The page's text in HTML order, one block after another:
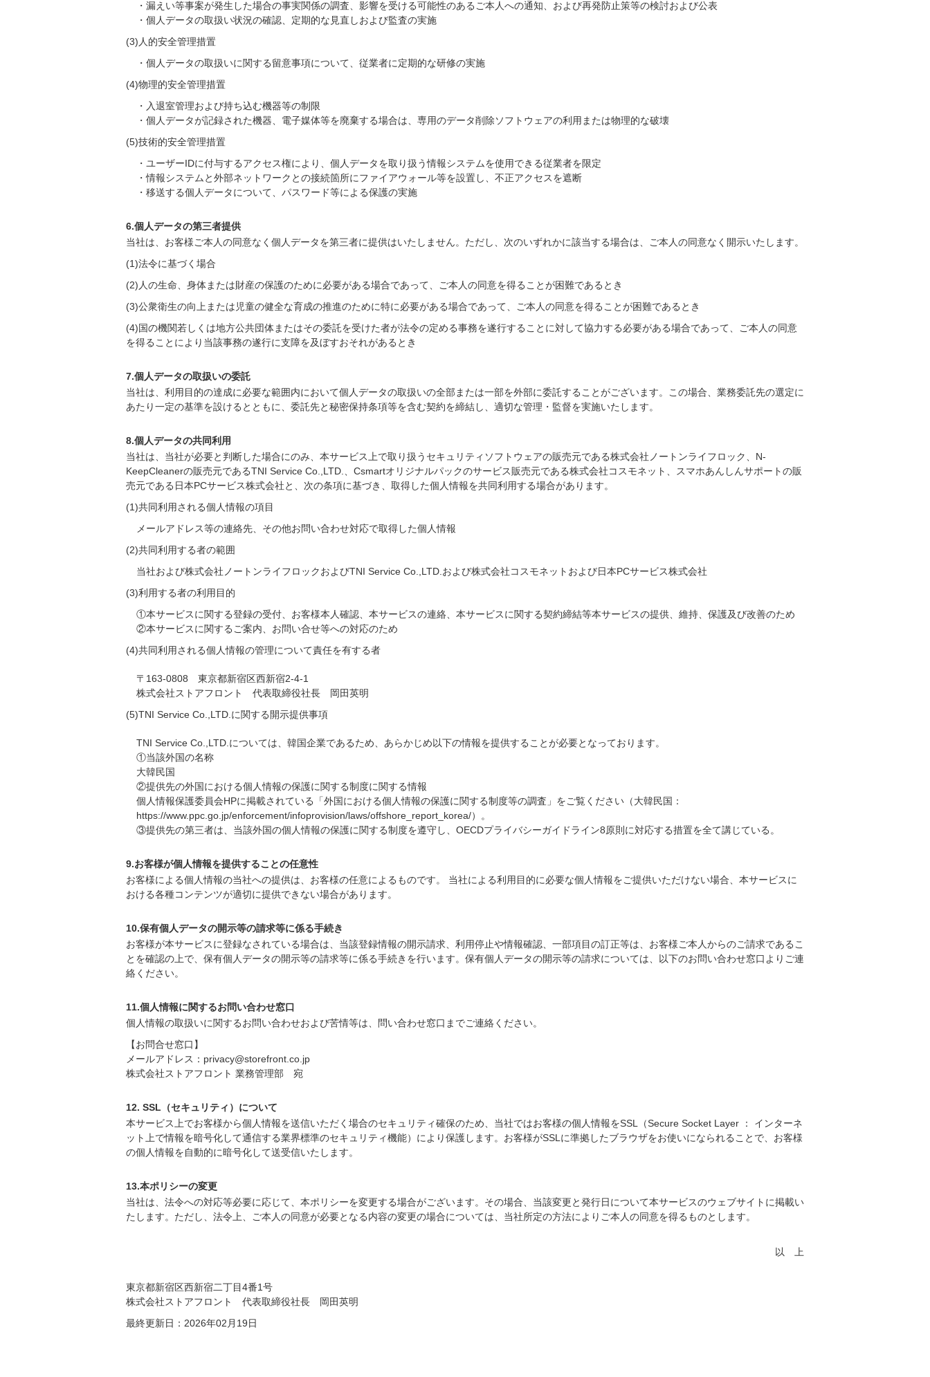
・漏えい等事案が発生した場合の事実関係の調査、影響を受ける可能性のあるご本人への通知、および再発防止策等の検討および公表
・個人データの取扱い状況の確認、定期的な見直しおよび監査の実施
(3)人的安全管理措置
・個人データの取扱いに関する留意事項について、従業者に定期的な研修の実施
(4)物理的安全管理措置
・入退室管理および持ち込む機器等の制限
・個人データが記録された機器、電子媒体等を廃棄する場合は、専用のデータ削除ソフトウェアの利用または物理的な破壊
(5)技術的安全管理措置
・ユーザーIDに付与するアクセス権により、個人データを取り扱う情報システムを使用できる従業者を限定
・情報システムと外部ネットワークとの接続箇所にファイアウォール等を設置し、不正アクセスを遮断
・移送する個人データについて、パスワード等による保護の実施
6.個人データの第三者提供
当社は、お客様ご本人の同意なく個人データを第三者に提供はいたしません。ただし、次のいずれかに該当する場合は、ご本人の同意なく開示いたします。
(1)法令に基づく場合
(2)人の生命、身体または財産の保護のために必要がある場合であって、ご本人の同意を得ることが困難であるとき
(3)公衆衛生の向上または児童の健全な育成の推進のために特に必要がある場合であって、ご本人の同意を得ることが困難であるとき
(4)国の機関若しくは地方公共団体またはその委託を受けた者が法令の定める事務を遂行することに対して協力する必要がある場合であって、ご本人の同意
を得ることにより当該事務の遂行に支障を及ぼすおそれがあるとき
7.個人データの取扱いの委託
当社は、利用目的の達成に必要な範囲内において個人データの取扱いの全部または一部を外部に委託することがございます。この場合、業務委託先の選定に
あたり一定の基準を設けるとともに、委託先と秘密保持条項等を含む契約を締結し、適切な管理・監督を実施いたします。
8.個人データの共同利用
当社は、当社が必要と判断した場合にのみ、本サービス上で取り扱うセキュリティソフトウェアの販売元である株式会社ノートンライフロック、N-
KeepCleanerの販売元であるTNI Service Co.,LTD.、Csmartオリジナルパックのサービス販売元である株式会社コスモネット、スマホあんしんサポートの販
売元である日本PCサービス株式会社と、次の条項に基づき、取得した個人情報を共同利用する場合があります。
(1)共同利用される個人情報の項目
メールアドレス等の連絡先、その他お問い合わせ対応で取得した個人情報
(2)共同利用する者の範囲
当社および株式会社ノートンライフロックおよびTNI Service Co.,LTD.および株式会社コスモネットおよび日本PCサービス株式会社
(3)利用する者の利用目的
①本サービスに関する登録の受付、お客様本人確認、本サービスの連絡、本サービスに関する契約締結等本サービスの提供、維持、保護及び改善のため
②本サービスに関するご案内、お問い合せ等への対応のため
(4)共同利用される個人情報の管理について責任を有する者
〒163-0808 東京都新宿区西新宿2-4-1
株式会社ストアフロント 代表取締役社長 岡田英明
(5)TNI Service Co.,LTD.に関する開示提供事項
TNI Service Co.,LTD.については、韓国企業であるため、あらかじめ以下の情報を提供することが必要となっております。
①当該外国の名称
大韓民国
②提供先の外国における個人情報の保護に関する制度に関する情報
個人情報保護委員会HPに掲載されている「外国における個人情報の保護に関する制度等の調査」をご覧ください（大韓民国：
https://www.ppc.go.jp/enforcement/infoprovision/laws/offshore_report_korea/）。
③提供先の第三者は、当該外国の個人情報の保護に関する制度を遵守し、OECDプライバシーガイドライン8原則に対応する措置を全て講じている。
9.お客様が個人情報を提供することの任意性
お客様による個人情報の当社への提供は、お客様の任意によるものです。 当社による利用目的に必要な個人情報をご提供いただけない場合、本サービスに
おける各種コンテンツが適切に提供できない場合があります。
10.保有個人データの開示等の請求等に係る手続き
お客様が本サービスに登録なされている場合は、当該登録情報の開示請求、利用停止や情報確認、一部項目の訂正等は、お客様ご本人からのご請求であるこ
とを確認の上で、保有個人データの開示等の請求等に係る手続きを行います。保有個人データの開示等の請求については、以下のお問い合わせ窓口よりご連
絡ください。
11.個人情報に関するお問い合わせ窓口
個人情報の取扱いに関するお問い合わせおよび苦情等は、問い合わせ窓口までご連絡ください。
【お問合せ窓口】
メールアドレス：privacy@storefront.co.jp
株式会社ストアフロント 業務管理部 宛
12. SSL（セキュリティ）について
本サービス上でお客様から個人情報を送信いただく場合のセキュリティ確保のため、当社ではお客様の個人情報をSSL（Secure Socket Layer ： インターネ
ット上で情報を暗号化して通信する業界標準のセキュリティ機能）により保護します。お客様がSSLに準拠したブラウザをお使いになられることで、お客様
の個人情報を自動的に暗号化して送受信いたします。
13.本ポリシーの変更
当社は、法令への対応等必要に応じて、本ポリシーを変更する場合がございます。その場合、当該変更と発行日について本サービスのウェブサイトに掲載い
たします。ただし、法令上、ご本人の同意が必要となる内容の変更の場合については、当社所定の方法によりご本人の同意を得るものとします。
以 上
東京都新宿区西新宿二丁目4番1号
株式会社ストアフロント 代表取締役社長 岡田英明
最終更新日：2026年02月19日